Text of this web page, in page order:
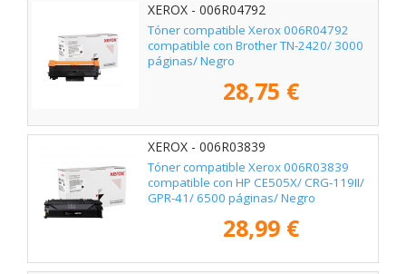
XEROX - 006R04792
Tóner compatible Xerox 006R04792
compatible con Brother TN-2420/ 3000
páginas/ Negro
28,75 €
XEROX - 006R03839
Tóner compatible Xerox 006R03839
compatible con HP CE505X/ CRG-119II/
GPR-41/ 6500 páginas/ Negro
28,99 €